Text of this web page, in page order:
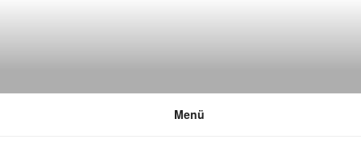
DEUTSCHE UMWELTSTIFTUNG
Menü